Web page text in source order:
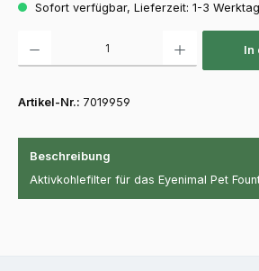
Sofort verfügbar, Lieferzeit: 1-3
In
Artikel-Nr.: 7019959
Beschreibung
Aktivkohlefilter für das Eyenimal Pet